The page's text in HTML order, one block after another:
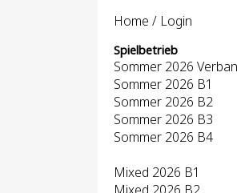
Home / Login
Spielbetrieb
Sommer 2026
Sommer 2026 B1
Sommer 2026 B2
Sommer 2026 B3
Sommer 2026 B4
Mixed 2026 B1